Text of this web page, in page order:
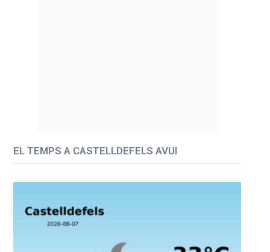
EL TEMPS A CASTELLDEFELS AVUI